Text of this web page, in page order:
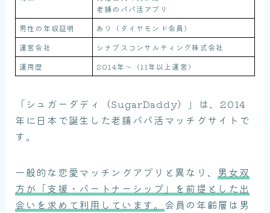
老舗のパパ活アプリ
男性の年収証明
あり（ダイヤモンド会員）
運営会社
シナプスコンサルティング株式会社
運用歴
2014年〜（11年以上運営）
「シュガーダディ（SugarDaddy）」は、2014
年に日本で誕生した老舗パパ活マッチグサイトで
す。
一般的な恋愛マッチングアプリと異なり、 男女双
方が「支援・パートナーシップ」を前提とした出
会いを求めて利用しています。 会員の年齢層は男